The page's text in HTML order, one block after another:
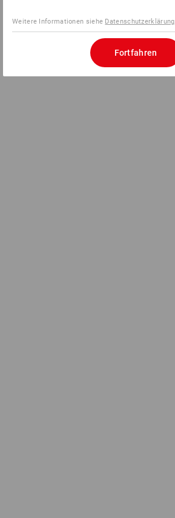
Weitere Informationen siehe Datenschutzerklärung
Fortfahren